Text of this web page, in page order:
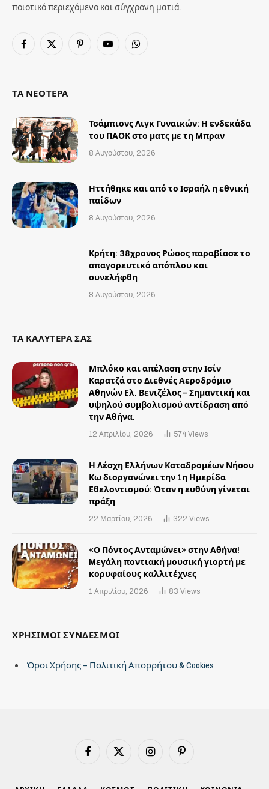
ποιοτικό περιεχόμενο και σύγχρονη ματιά.
Facebook
X
PinterestYouTubeWhatsApp
ΤΑ ΝΕΟΤΕΡΑ
Τσάμπιονς Λιγκ Γυναικών: Η ενδεκάδα
του ΠΑΟΚ στο ματς με τη Μπραν
8 Αυγούστου, 2026
Ηττήθηκε και από το Ισραήλ η εθνική
παίδων
8 Αυγούστου, 2026
Κρήτη: 38χρονος Ρώσος παραβίασε το
απαγορευτικό απόπλου και
συνελήφθη
8 Αυγούστου, 2026
ΤΑ ΚΑΛΥΤΕΡΑ ΣΑΣ
Μπλόκο και απέλαση στην Ισίν
Καρατζά στο Διεθνές Αεροδρόμιο
Αθηνών Ελ. Βενιζέλος – Σημαντική και
υψηλού συμβολισμού αντίδραση από
την Αθήνα.
12 Απριλίου, 2026 574 Views
Η Λέσχη Ελλήνων Καταδρομέων Νήσου
Κω διοργανώνει την 1η Ημερίδα
Εθελοντισμού: Όταν η ευθύνη γίνεται
πράξη
22 Μαρτίου, 2026 322 Views
«Ο Πόντος Ανταμώνει» στην Αθήνα!
Mεγάλη ποντιακή μουσική γιορτή με
κορυφαίους καλλιτέχνες
1 Απριλίου, 2026 83 Views
ΧΡΗΣΙΜΟΙ ΣΥΝΔΕΣΜΟΙ
Όροι Χρήσης – Πολιτική Απορρήτου & Cookies
Facebook X
Instagram Pinterest